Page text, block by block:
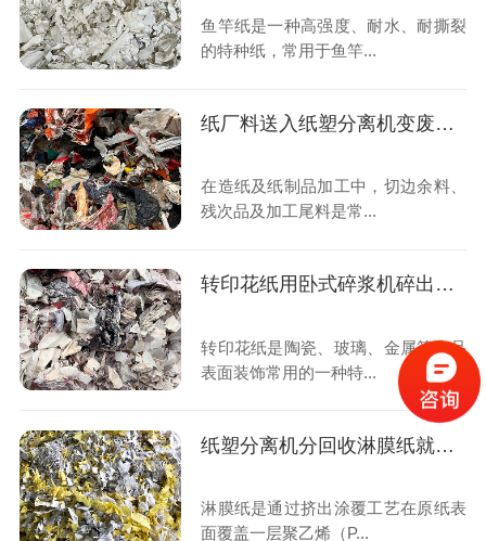
鱼竿纸是一种高强度、耐水、耐撕裂
的特种纸，常用于鱼竿...
纸厂料送入纸塑分离机变废为宝
在造纸及纸制品加工中，切边余料、
残次品及加工尾料是常...
转印花纸用卧式碎浆机碎出细腻纸浆
转印花纸是陶瓷、玻璃、金属等产品
表面装饰常用的一种特...
纸塑分离机分回收淋膜纸就是分得开
淋膜纸是通过挤出涂覆工艺在原纸表
面覆盖一层聚乙烯（P...